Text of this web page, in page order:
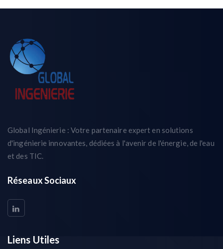
Global Ingénierie : Votre partenaire expert en solutions
d'ingénierie innovantes, dédiées à l'avenir de l'énergie, de l'eau
et des TIC.
Réseaux Sociaux
Liens Utiles